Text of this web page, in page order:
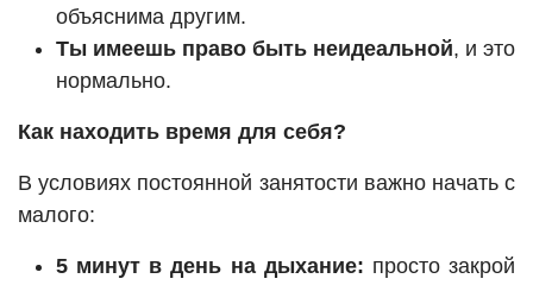
объяснима другим.
Ты имеешь право быть неидеальной, и это
нормально.
Как находить время для себя?
В условиях постоянной занятости важно начать с
малого:
5 минут в день на дыхание: просто закрой